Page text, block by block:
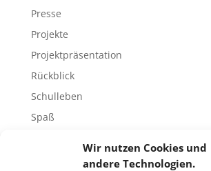
Wir nutzen Cookies und
andere Technologien.
Presse
Projekte
Projektpräsentation
Rückblick
Schulleben
Spaß